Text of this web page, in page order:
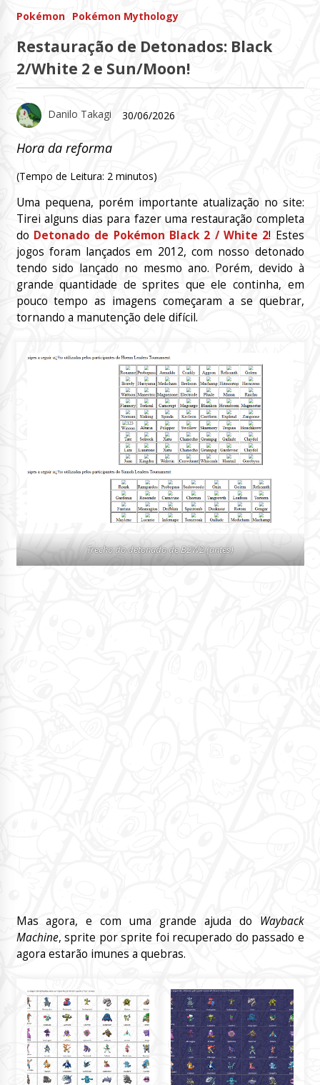
Pokémon Pokémon Mythology
Restauração de Detonados: Black
2/White 2 e Sun/Moon!
Danilo Takagi 30/06/2026
Hora da reforma
(Tempo de Leitura: 2 minutos)
Uma pequena, porém importante atualização no site:
Tirei alguns dias para fazer uma restauração completa
do Detonado de Pokémon Black 2 / White 2! Estes
jogos foram lançados em 2012, com nosso detonado
tendo sido lançado no mesmo ano. Porém, devido à
grande quantidade de sprites que ele continha, em
pouco tempo as imagens começaram a se quebrar,
tornando a manutenção dele difícil.
Trecho do detonado de B2W2 (antes)
Mas agora, e com uma grande ajuda do Wayback
Machine, sprite por sprite foi recuperado do passado e
agora estarão imunes a quebras.